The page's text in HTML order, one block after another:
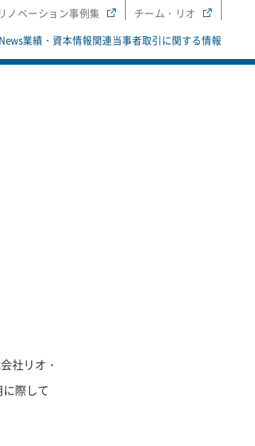
リノベーション事例集
チーム・リオ
業績・資本情報関連当事者取引に関する情報
社リオ・
際して